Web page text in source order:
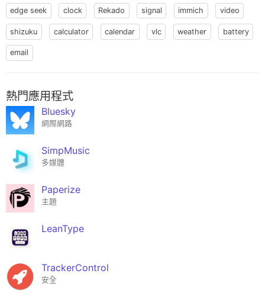
edge seek clock Rekado signal immich video
shizuku calculator calendar vlc weather battery
email
熱門應用程式
Bluesky
網際網路
SimpMusic
多媒體
Paperize
主題
LeanType
TrackerControl
安全